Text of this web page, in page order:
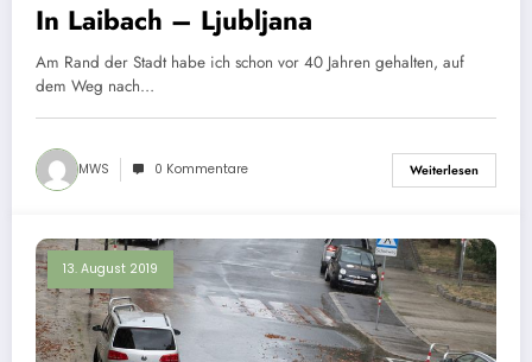
In Laibach – Ljubljana
Am Rand der Stadt habe ich schon vor 40 Jahren gehalten, auf
dem Weg nach…
MWS 0 Kommentare Weiterlesen
13. August 2019